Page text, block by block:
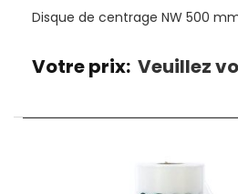
Disque de centrage NW 500
Votre prix: Veuillez